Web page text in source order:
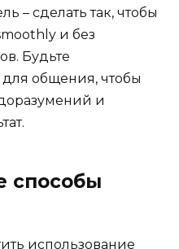
– сделать так, чтобы
и без
Будьте
общения, чтобы
и
способы
использование